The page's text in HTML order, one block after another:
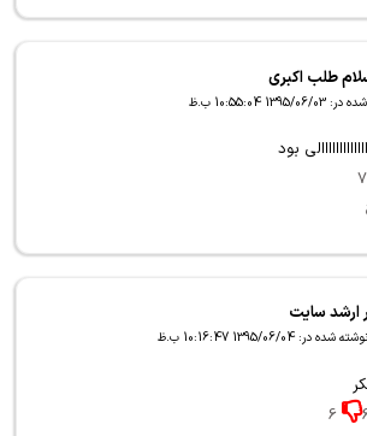
طلب اکبری
06/03 10:55:04 ب.ظ
بود
7
ارشد سایت
نوشته شده در: 1395/06/04 10:16:47 ب.ظ
6